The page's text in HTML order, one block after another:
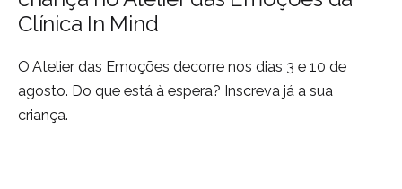
Clínica In Mind
O Atelier das Emoções decorre nos dias 3 e 10 de
agosto. Do que está à espera? Inscreva já a sua
criança.